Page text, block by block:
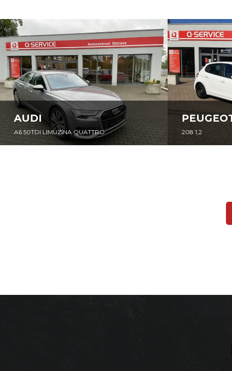
AUDI
A6 50TDI LIMUZÍNA QUATTRO
PEUGEOT
208 1,2